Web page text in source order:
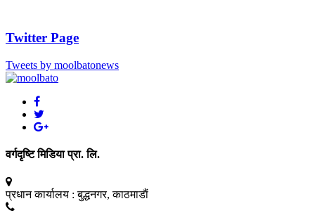
Twitter Page
Tweets by moolbatonews
वर्गदृष्टि मिडिया प्रा. लि.
प्रधान कार्यालय : बुद्धनगर, काठमाडाैं